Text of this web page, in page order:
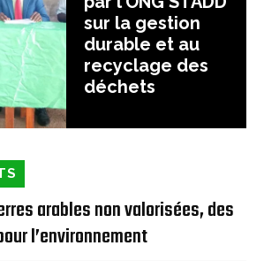
sur la gestion
durable et au
recyclage des
déchets
arables non valorisées, des
l’environnement